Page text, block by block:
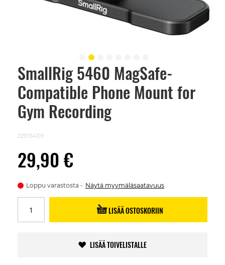
SmallRig 5460 MagSafe-
Compatible Phone Mount for
Gym Recording
229134319
29,90 €
Loppu varastosta Näytä myymäläsaatavuus
LISÄÄ OSTOSKORIIN
LISÄÄ TOIVELISTALLE
Skip
beginning
images